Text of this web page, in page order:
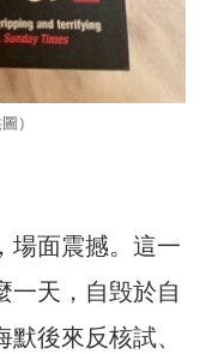
）
場面震撼。這一
一天，自毁於自
後來反核試、